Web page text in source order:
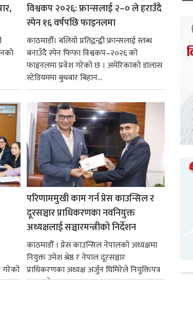
विश्वकप २०२६: फ्रान्सलाई २–० ले हराउँदै
स्पेन १६ वर्षपछि फाइनलमा
काठमाडौँ। बलियो प्रतिद्वन्द्वी फ्रान्सलाई स्तब्ध
बनाउँदै स्पेन फिफा विश्वकप–२०२६ को
फाइनलमा प्रवेश गरेको छ । अमेरिकाको डालास
स्टेडियममा बुधबार बिहान...
गरेको
परिणाममुखी काम गर्न प्रेस काउन्सिल र
दूरसञ्चार प्राधिकरणका नवनियुक्त
अध्यक्षलाई सञ्चारमन्त्रीको निर्देशन
काठमाडौँ । प्रेस काउन्सिल नेपालको अध्यक्षमा
नियुक्त उमेश श्रेष्ठ र नेपाल दूरसञ्चार
प्राधिकरणका अध्यक्ष अर्जुन घिमिरेले नियुक्तिपत्र
ग्रहण गरेका छन्।...